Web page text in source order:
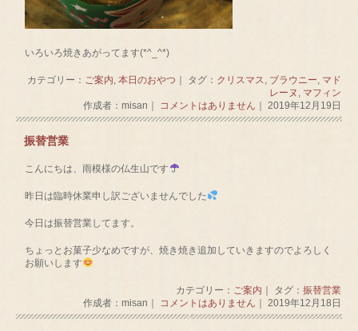
いろいろ焼きあがってます(*^_^*)
カテゴリー： ご案内, 本日のおやつ ｜ タグ： クリスマス, ブラウニー, マド
レーヌ , マフィン
作成者：misan｜ コメントはありません ｜ 2019年12月19日
振替営業
こんにちは、雨模様の仏生山です
昨日は臨時休業申し訳ございませんでした
今日は振替営業してます。
ちょっとお菓子少なめですが、焼き焼き追加していきますのでよろしく
お願いします
カテゴリー： ご案内 ｜ タグ： 振替営業
作成者：misan｜ コメントはありません ｜ 2019年12月18日